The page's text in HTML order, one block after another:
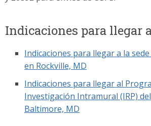
Indicaciones para llegar
Indicaciones para llegar a la
en Rockville, MD
Indicaciones para llegar al
Investigación Intramural (IRP)
Baltimore, MD